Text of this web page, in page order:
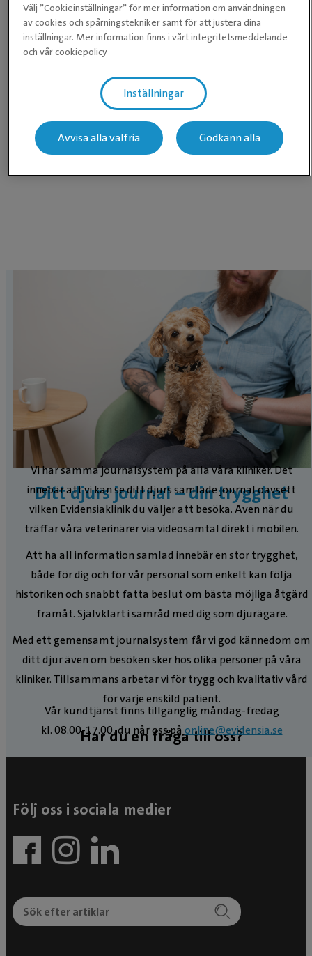
Ditt djurs journal – din trygghet
Vi har samma journalsystem på alla våra kliniker. Det
innebär att vi kan se ditt djurs samlade journal oavsett
vilken Evidensiaklinik du väljer att besöka. Även när du
träffar våra veterinärer via videosamtal direkt i mobilen.
Att ha all information samlad innebär en stor trygghet,
både för dig och för vår personal som enkelt kan följa
historiken och snabbt fatta beslut om bästa möjliga åtgärd
framåt. Självklart i samråd med dig som djurägare.
Med ett gemensamt journalsystem får vi god kännedom om
ditt djur även om besöken sker hos olika personer på våra
kliniker. Tillsammans arbetar vi för trygg och kvalitativ vård
för varje enskild patient.
Har du en fråga till oss?
Vår kundtjänst finns tillgänglig måndag-fredag
kl. 08.00-17.00, du når oss på online@evidensia.se
Följ oss i sociala medier
Välj ”Cookieinställningar” för mer information om användningen
av cookies och spårningstekniker samt för att justera dina
inställningar. Mer information finns i vårt integritetsmeddelande
och vår cookiepolicy
Inställningar
Avvisa alla valfria Godkänn alla